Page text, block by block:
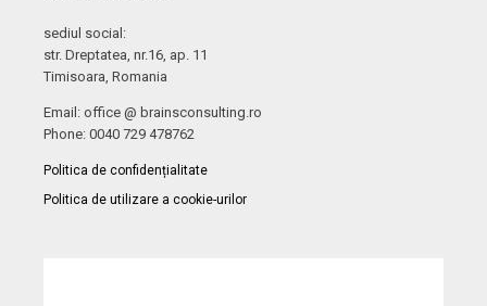
sediul social:
str. Dreptatea, nr.16, ap. 11
Timisoara, Romania
Email: office @ brainsconsulting.ro
Phone: 0040 729 478762
Politica de confidențialitate
Politica de utilizare a cookie-urilor